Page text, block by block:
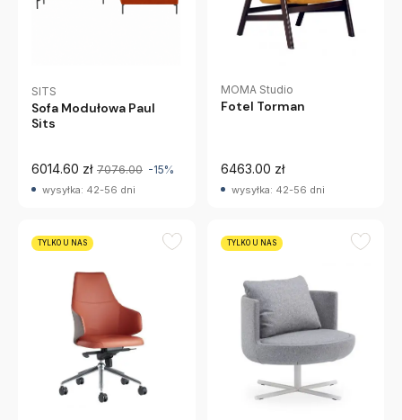
SITS
Sofa Modułowa Paul
Sits
6014.60 zł 7076.00 -15%
wysyłka: 42-56 dni
MOMA Studio
Fotel Torman
6463.00 zł
wysyłka: 42-56 dni
TYLKO U NAS TYLKO U NAS